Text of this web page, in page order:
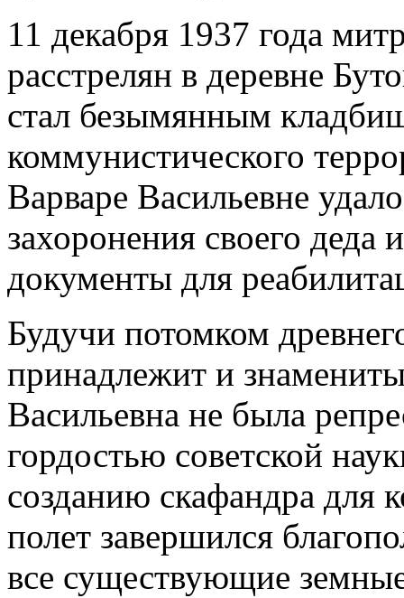
11 декабря 1937 года
расстрелян в деревне
стал безымянным
коммунистического
Варваре Васильевне
захоронения своего
документы для
Будучи потомком
принадлежит и
Васильевна не была
гордостью советской
созданию скафандра для
полет завершился
все существующие